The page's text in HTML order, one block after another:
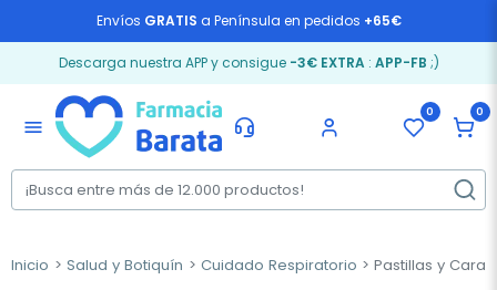
Envíos GRATIS a Península en pedidos +65€
Descarga nuestra APP y consigue -3€ EXTRA: APP-FB ;)
menu
0 0
Inicio Salud y Botiquín Cuidado Respiratorio Pastillas y